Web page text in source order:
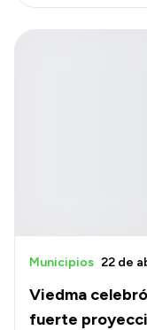
Viedma
fuerte
Municipios 22 de